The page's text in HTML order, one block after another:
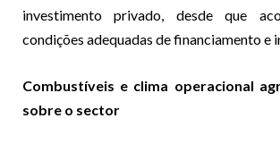
investimento privado, desde que
condições adequadas de financiamento e
Combustíveis e clima operacional
sobre o sector